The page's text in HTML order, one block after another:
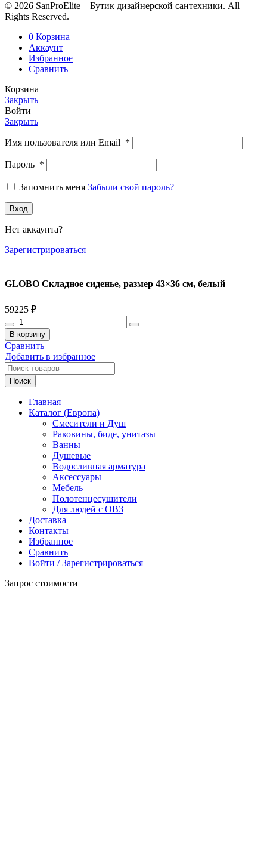
© 2026 SanProElite – Бутик дизайнерской сантехники. All
Rights Reserved.
0 Корзина
Аккаунт
Избранное
Сравнить
Корзина
Закрыть
Войти
Закрыть
Имя пользователя или Email *
Пароль *
Запомнить меня Забыли свой пароль?
Вход
Нет аккаунта?
Зарегистрироваться
GLOBO Складное сиденье, размер 43×36 см, белый
59225 ₽
Количество
товара
GLOBO
Складное
сиденье,
размер
43x36
белый
В корзину
Сравнить
Добавить в избранное
Поиск
Главная
Каталог (Европа)
Смесители и Душ
Раковины, биде, унитазы
Ванны
Душевые
Водосливная арматура
Аксессуары
Мебель
Полотенцесушители
Для людей с ОВЗ
Доставка
Контакты
Избранное
Сравнить
Войти / Зарегистрироваться
Запрос стоимости